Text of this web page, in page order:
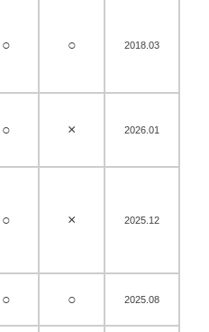
○ ○ 2018.03
○ × 2026.01
○ × 2025.12
○ ○ 2025.08